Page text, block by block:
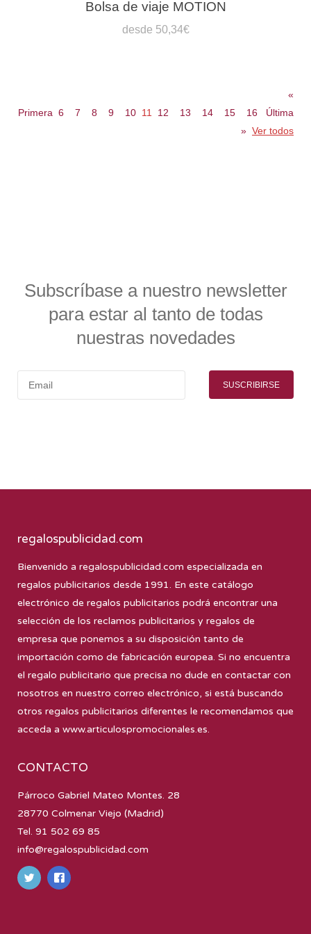
Bolsa de viaje MOTION
desde 50,34€
«
Primera 6 7 8 9 10 11 12 13 14 15 16
Última
» Ver todos
Subscríbase a nuestro newsletter
para estar al tanto de todas
nuestras novedades
SUSCRIBIRSE
regalospublicidad.com
Bienvenido a regalospublicidad.com especializada en
regalos publicitarios desde 1991. En este catálogo
electrónico de regalos publicitarios podrá encontrar una
selección de los reclamos publicitarios y regalos de
empresa que ponemos a su disposición tanto de
importación como de fabricación europea. Si no encuentra
el regalo publicitario que precisa no dude en contactar con
nosotros en nuestro correo electrónico, si está buscando
otros regalos publicitarios diferentes le recomendamos que
acceda a www.articulospromocionales.es.
CONTACTO
Párroco Gabriel Mateo Montes. 28
28770 Colmenar Viejo (Madrid)
Tel. 91 502 69 85
info@regalospublicidad.com